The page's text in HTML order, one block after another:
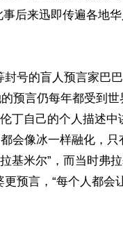
后来迅即传遍各地
封号的盲人预言家巴
预言仍每年都受到
丁自己的个人描述中
会像冰一样融化，只
基米尔”，而当时弗
预言，“每个人都会